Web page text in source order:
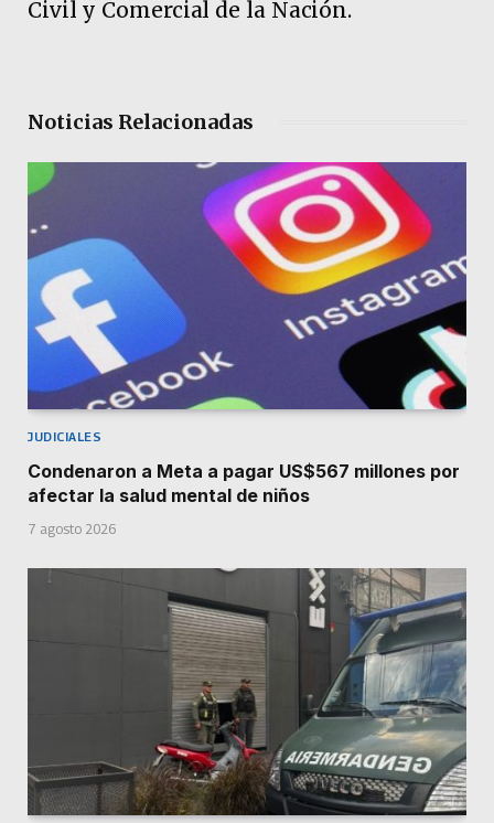
Civil y Comercial de la Nación.
Noticias Relacionadas
JUDICIALES
Condenaron a Meta a pagar US$567 millones por
afectar la salud mental de niños
7 agosto 2026